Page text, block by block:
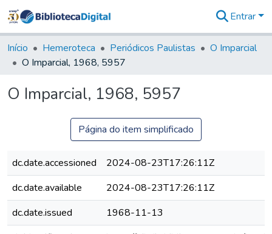
&
Coleções
Tudo na
Digital
Entrar
Início Hemeroteca Periódicos Paulistas
O Imparcial
O Imparcial, 1968, 5957
O Imparcial, 1968, 5957
Página do item simplificado
dc.date.accessioned
2024-08-23T17:26:11Z
dc.date.available
2024-08-23T17:26:11Z
dc.date.issued
1968-11-13